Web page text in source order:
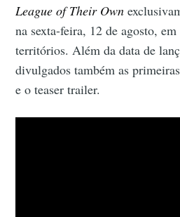
League of Their Own
na sexta-feira, 12 de agosto,
territórios. Além da data de
divulgados também as
e o teaser trailer.